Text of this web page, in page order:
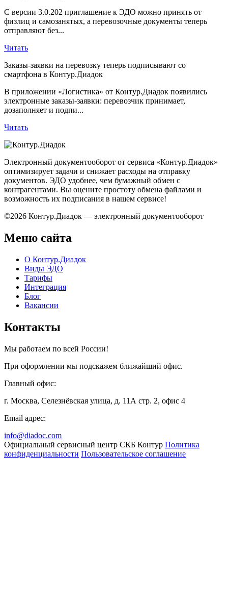
С версии 3.0.202 приглашение к ЭДО можно принять от
физлиц и самозанятых, а перевозочные документы теперь
отправляют без...
Читать
Заказы-заявки на перевозку теперь подписывают со
смартфона в Контур.Диадок
В приложении «Логистика» от Контур.Диадок появились
электронные заказы-заявки: перевозчик принимает,
дозаполняет и подпи...
Читать
Электронный документооборот от сервиса «Контур.Диадок»
оптимизирует задачи и снижает расходы на отправку
документов. ЭДО удобнее, чем бумажный обмен с
контрагентами. Вы оцените простоту обмена файлами и
возможность их подписания в нашем сервисе!
©2026 Контур.Диадок — электронный документооборот
Меню сайта
О Контур.Диадок
Виды ЭДО
Тарифы
Интеграция
Блог
Вакансии
Контакты
Мы работаем по всей России!
При оформлении мы подскажем ближайший офис.
Главный офис:
г. Москва, Селезнёвская улица, д. 11А стр. 2, офис 4
Email адрес:
info@diadoc.com
Официальный сервисный центр СКБ Контур Политика
конфиденциальности Пользовательское соглашение